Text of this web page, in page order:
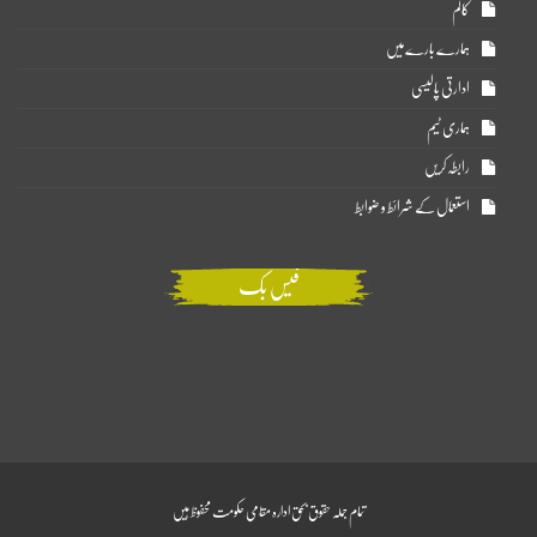
کالم
ہمارے بارے میں
ادارتی پالیسی
ہماری ٹیم
رابطہ کریں
استعمال کے شرائط و ضوابط
فیس بک
تمام جملہ حقوق بحق ادارہ مقامی حکومت محفوظ ہیں